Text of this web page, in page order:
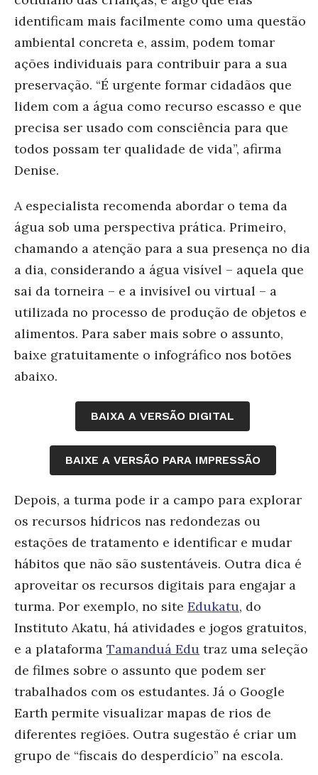
identificam mais facilmente como uma questão
ambiental concreta e, assim, podem tomar
ações individuais para contribuir para a sua
preservação. “É urgente formar cidadãos que
lidem com a água como recurso escasso e que
precisa ser usado com consciência para que
todos possam ter qualidade de vida”, afirma
Denise.
A especialista recomenda abordar o tema da
água sob uma perspectiva prática. Primeiro,
chamando a atenção para a sua presença no dia
a dia, considerando a água visível – aquela que
sai da torneira – e a invisível ou virtual – a
utilizada no processo de produção de objetos e
alimentos. Para saber mais sobre o assunto,
baixe gratuitamente o infográfico nos botões
abaixo.
BAIXA A VERSÃO DIGITAL
BAIXE A VERSÃO PARA IMPRESSÃO
Depois, a turma pode ir a campo para explorar
os recursos hídricos nas redondezas ou
estações de tratamento e identificar e mudar
hábitos que não são sustentáveis. Outra dica é
aproveitar os recursos digitais para engajar a
turma. Por exemplo, no site Edukatu, do
Instituto Akatu, há atividades e jogos gratuitos,
e a plataforma Tamanduá Edu traz uma seleção
de filmes sobre o assunto que podem ser
trabalhados com os estudantes. Já o Google
Earth permite visualizar mapas de rios de
diferentes regiões. Outra sugestão é criar um
grupo de “fiscais do desperdício” na escola.